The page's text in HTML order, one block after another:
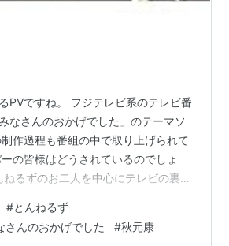
PVですね。 フジテレビ系のテレビ番
なさんのおかげでした」のテーマソ
作過程も番組の中で取り上げられて
の皆様はどうされているのでしょ
るずのお二人を中心にテレビの裏方
月リリースされたアルバム「STAFF
ています。 当時「とんねるずのみ
#とんねるず
さんのおかげでした #秋元康